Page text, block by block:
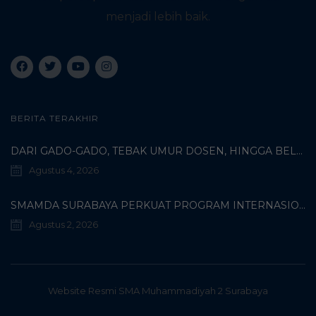
g
a
t
i
o
n
menjadi lebih baik.
BERITA TERAKHIR
DARI GADO-GADO, TEBAK UMUR DOSEN, HINGGA BELI PECI MUHAMMADIYAH: TERUNGKAPNYA KISAH UNIK 3 MAHASISWA TURKI DI SMAMDA!
Agustus 4, 2026
SMAMDA SURABAYA PERKUAT PROGRAM INTERNASIONAL MELALUI KOORDINASI BERSAMA WALI MURID KELAS X
Agustus 2, 2026
Website Resmi SMA Muhammadiyah 2 Surabaya